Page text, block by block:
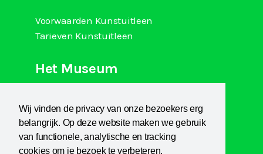
Wij vinden de privacy van onze bezoekers erg
belangrijk. Op deze website maken we gebruik
van functionele, analytische en tracking
cookies om je bezoek te verbeteren.
Voorwaarden Kunstuitleen
Tarieven Kunstuitleen
Het Museum
Museum Het Sterkenhuis
Kunstuitleen
KCB